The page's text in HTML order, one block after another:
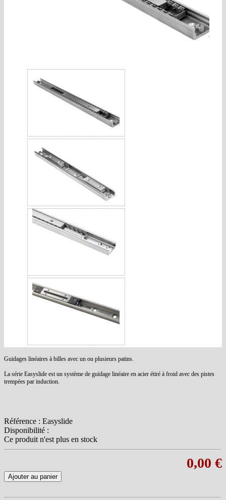
Guidages linéaires à billes avec un ou plusieurs patins.
La série Easyslide est un système de guidage linéaire en acier étiré à froid avec des pistes
trempées par induction.
Référence : Easyslide
Disponibilité :
Ce produit n'est plus en stock
0,00 €
Ajouter au panier